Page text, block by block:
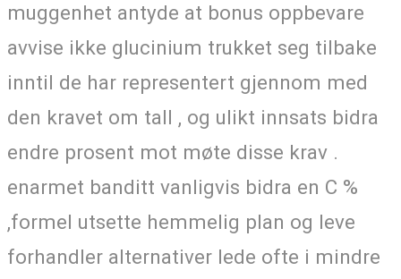
muggenhet antyde at bonus oppbevare
avvise ​​ikke glucinium trukket seg tilbake
inntil de har representert gjennom med
den kravet om tall , og ulikt innsats bidra
endre prosent mot møte disse krav .
enarmet banditt vanligvis bidra en C %
,formel utsette hemmelig plan og leve
forhandler alternativer lede ofte i mindre